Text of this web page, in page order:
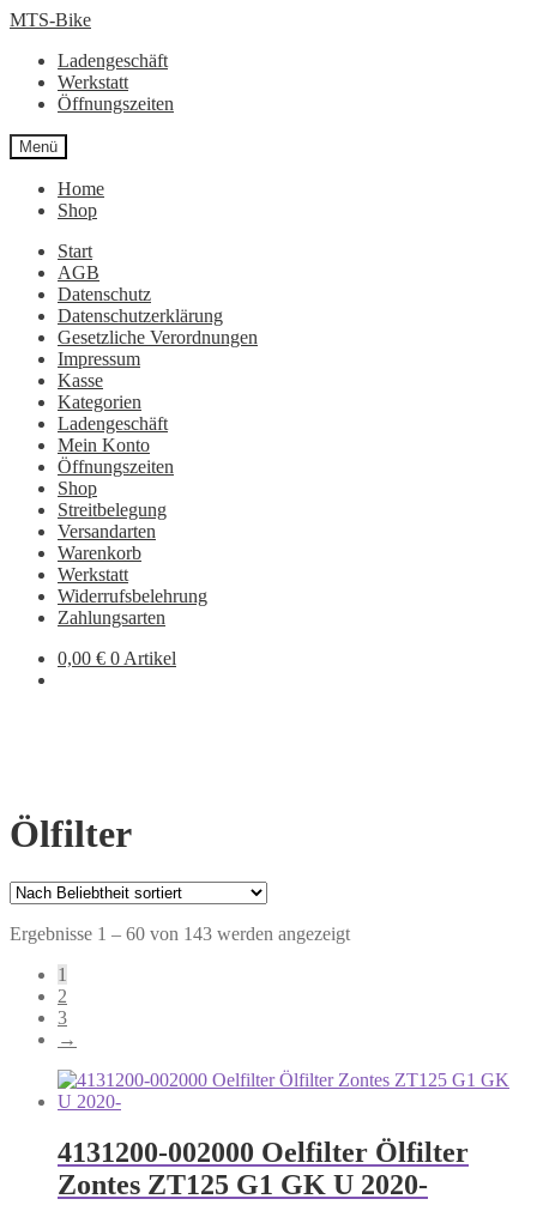
Zur
springen
Zum
springen
MTS-Bike
Ladengeschäft
Werkstatt
Öffnungszeiten
Menü
Home
Shop
Start
AGB
Datenschutz
Datenschutzerklärung
Gesetzliche Verordnungen
Impressum
Kasse
Kategorien
Ladengeschäft
Mein Konto
Öffnungszeiten
Shop
Streitbelegung
Versandarten
Warenkorb
Werkstatt
Widerrufsbelehrung
Zahlungsarten
0,00 € 0 Artikel
Ölfilter
Ergebnisse 1 – 60 von 143 werden angezeigtNach
1
2
3
→
4131200-002000 Oelfilter Ölfilter
Zontes ZT125 G1 GK U 2020-